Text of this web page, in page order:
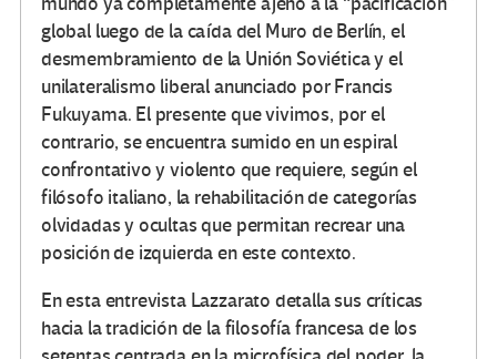
global luego de la caída del Muro de Berlín, el
desmembramiento de la Unión Soviética y el
unilateralismo liberal anunciado por Francis
Fukuyama. El presente que vivimos, por el
contrario, se encuentra sumido en un espiral
confrontativo y violento que requiere, según el
filósofo italiano, la rehabilitación de categorías
olvidadas y ocultas que permitan recrear una
posición de izquierda en este contexto.
En esta entrevista Lazzarato detalla sus críticas
hacia la tradición de la filosofía francesa de los